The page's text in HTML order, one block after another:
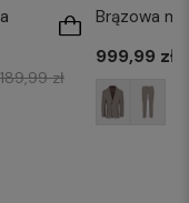
zł
Brązowa
999,99 zł